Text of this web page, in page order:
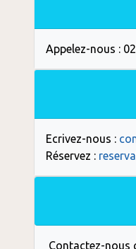
Appelez-nous :
Ecrivez-nous :
Réservez :
Contactez-nous